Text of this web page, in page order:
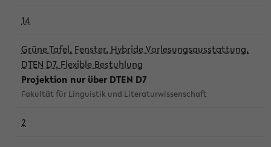
14
Grüne Tafel, Fenster, Hybride Vorlesungsausstattung,
DTEN D7, Flexible Bestuhlung
Projektion nur über DTEN D7
Fakultät für Linguistik und Literaturwissenschaft
2